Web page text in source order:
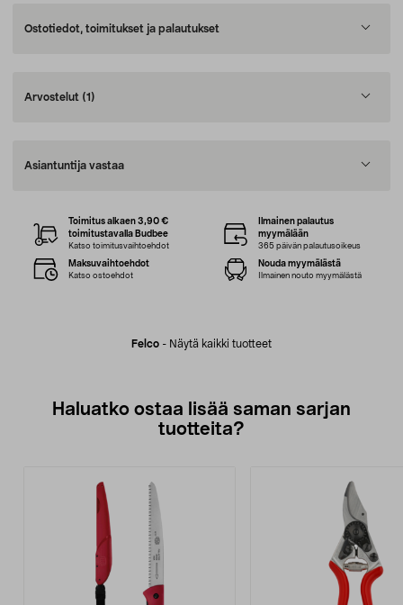
Ostotiedot, toimitukset ja palautukset
Arvostelut (1)
Asiantuntija vastaa
Felco - Näytä kaikki tuotteet
Toimitus alkaen 3,90 €
toimitustavalla Budbee
Katso toimitusvaihtoehdot
Ilmainen palautus
myymälään
365 päivän palautusoikeus
Maksuvaihtoehdot
Katso ostoehdot
Nouda myymälästä
Ilmainen nouto myymälästä
Haluatko ostaa lisää saman sarjan
tuotteita?